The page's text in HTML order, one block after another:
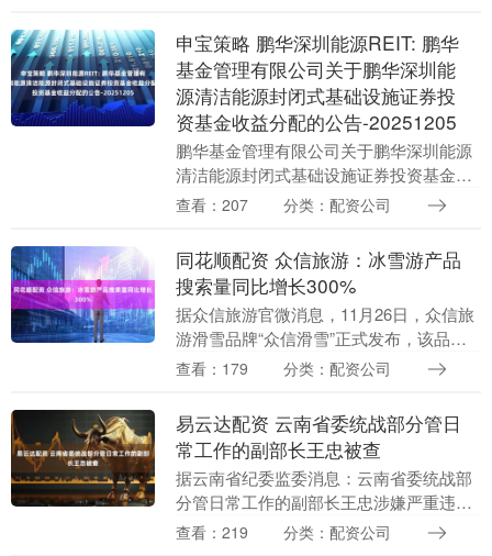
施。对空天信息地面....
申宝策略 鹏华深圳能源REIT: 鹏华
基金管理有限公司关于鹏华深圳能
源清洁能源封闭式基础设施证券投
资基金收益分配的公告-20251205
鹏华基金管理有限公司关于鹏华深圳能源
清洁能源封闭式基础设施证券投资基金收
益分配的公告公告送出日期：2025年12月
查看：207 分类：配资公司
同花顺配资 众信旅游：冰雪游产品
搜索量同比增长300%
据众信旅游官微消息，11月26日，众信旅
游滑雪品牌“众信滑雪”正式发布，该品牌
为一站式滑雪服务预定平台，覆盖滑雪产
指导等。从....
查看：179 分类：配资公司
易云达配资 云南省委统战部分管日
常工作的副部长王忠被查
据云南省纪委监委消息：云南省委统战部
分管日常工作的副部长王忠涉嫌严重违纪
违法易云达配资，主动投案，目前正接受
查看：219 分类：配资公司